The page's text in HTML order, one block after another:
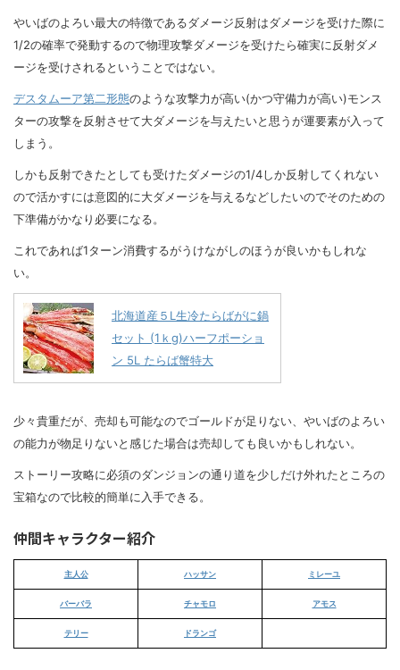
やいばのよろい最大の特徴であるダメージ反射はダメージを受けた際に
1/2の確率で発動するので物理攻撃ダメージを受けたら確実に反射ダメ
ージを受けされるということではない。
デスタムーア第二形態のような攻撃力が高い(かつ守備力が高い)モンス
ターの攻撃を反射させて大ダメージを与えたいと思うが運要素が入って
しまう。
しかも反射できたとしても受けたダメージの1/4しか反射してくれない
ので活かすには意図的に大ダメージを与えるなどしたいのでそのための
下準備がかなり必要になる。
これであれば1ターン消費するがうけながしのほうが良いかもしれな
い。
北海道産５L生冷たらばがに鍋
セット (1ｋg)ハーフポーショ
ン 5L たらば蟹特大
少々貴重だが、売却も可能なのでゴールドが足りない、やいばのよろい
の能力が物足りないと感じた場合は売却しても良いかもしれない。
ストーリー攻略に必須のダンジョンの通り道を少しだけ外れたところの
宝箱なので比較的簡単に入手できる。
仲間キャラクター紹介
主人公 ハッサン ミレーユ
バーバラ チャモロ アモス
テリー ドランゴ